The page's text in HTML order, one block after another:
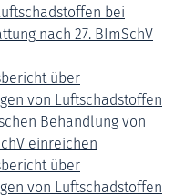
bei
nach 27. BImSchV
über
von Luftschadstoffen
Behandlung von
einreichen
über
von Luftschadstoffen